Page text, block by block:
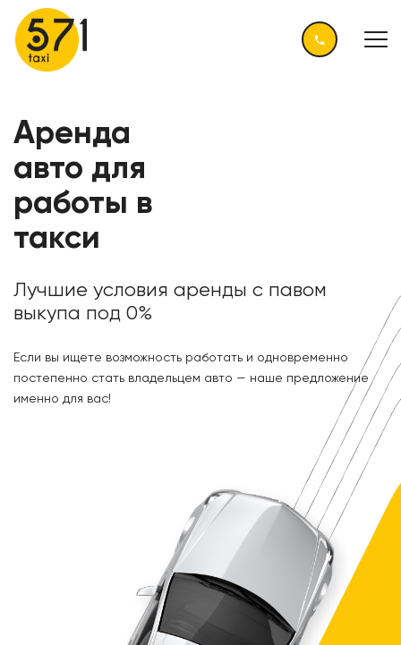
Аренда
авто для
работы в
такси
Лучшие условия аренды с павом
выкупа под 0%
Если вы ищете возможность работать и одновременно
постепенно стать владельцем авто — наше предложение
именно для вас!